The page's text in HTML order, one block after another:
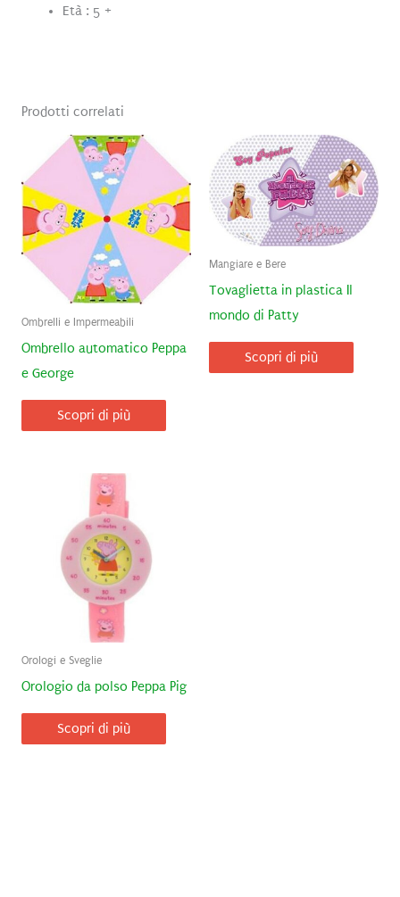
Età : 5 +
Prodotti correlati
Ombrelli e Impermeabili
Ombrello automatico Peppa
e George
Scopri di più
Mangiare e Bere
Tovaglietta in plastica Il
mondo di Patty
Scopri di più
Orologi e Sveglie
Orologio da polso Peppa Pig
Scopri di più